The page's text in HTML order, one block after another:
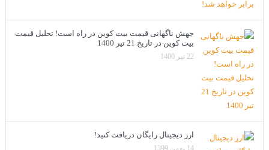
جهش ناگهانی قیمت بیت کوین در راه است! تحلیل قیمت
بیت کوین در تاریخ 21 تیر 1400
22 تیر 1400
ارز دیجیتال رایگان دریافت کنید!
14 بهمن 1399